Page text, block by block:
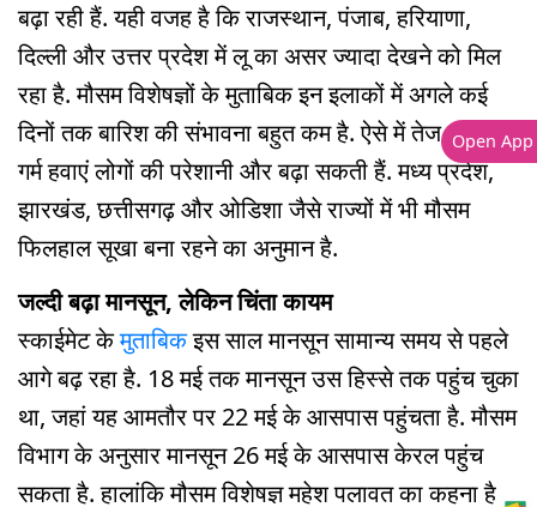
बढ़ा रही हैं. यही वजह है कि राजस्थान, पंजाब, हरियाणा,
दिल्ली और उत्तर प्रदेश में लू का असर ज्यादा देखने को मिल
रहा है. मौसम विशेषज्ञों के मुताबिक इन इलाकों में अगले कई
दिनों तक बारिश की संभावना बहुत कम है. ऐसे में तेज धूप और
गर्म हवाएं लोगों की परेशानी और बढ़ा सकती हैं. मध्य प्रदेश,
झारखंड, छत्तीसगढ़ और ओडिशा जैसे राज्यों में भी मौसम
फिलहाल सूखा बना रहने का अनुमान है.
जल्दी बढ़ा मानसून, लेकिन चिंता कायम
स्काईमेट केमुताबिकइस साल मानसून सामान्य समय से पहले
आगे बढ़ रहा है. 18 मई तक मानसून उस हिस्से तक पहुंच चुका
था, जहां यह आमतौर पर 22 मई के आसपास पहुंचता है. मौसम
विभाग के अनुसार मानसून 26 मई के आसपास केरल पहुंच
सकता है. हालांकि मौसम विशेषज्ञ महेश पलावत का कहना है
Open App